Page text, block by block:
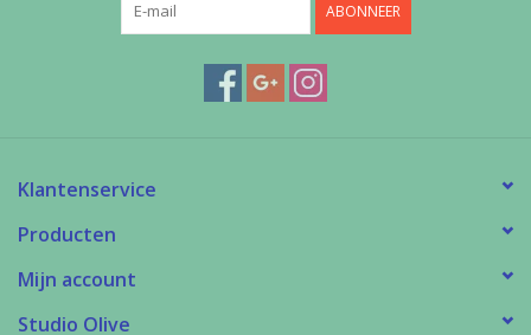
ABONNEER
Klantenservice
Producten
Mijn account
Studio Olive